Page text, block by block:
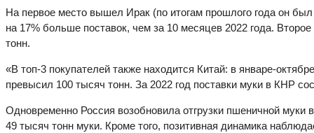
На первое место вышел Ирак (по итогам прошлого года он
на 17% больше поставок, чем за 10 месяцев 2022 года.
тонн.
«В топ-3 покупателей также находится Китай: в январе-
превысил 100 тысяч тонн. За 2022 год поставки муки в КНР
Одновременно Россия возобновила отгрузки пшеничной муки
49 тысяч тонн муки. Кроме того, позитивная динамика